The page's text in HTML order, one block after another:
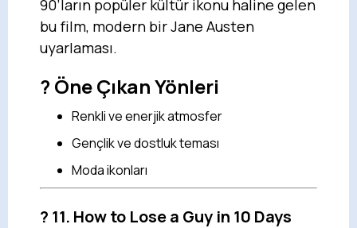
90’ların popüler kültür ikonu haline gelen
bu film, modern bir Jane Austen
uyarlaması.
? Öne Çıkan Yönleri
Renkli ve enerjik atmosfer
Gençlik ve dostluk teması
Moda ikonları
? 11. How to Lose a Guy in 10 Days